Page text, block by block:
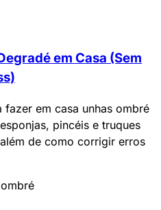
em Casa (Sem
em casa unhas ombré
pincéis e truques
de como corrigir erros